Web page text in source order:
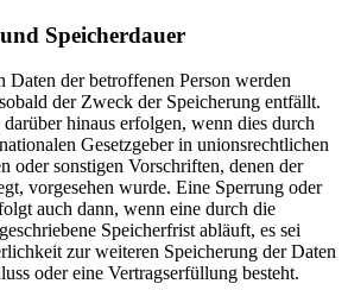
Speicherdauer
Daten der betroffenen Person werden
der Zweck der Speicherung entfällt.
hinaus erfolgen, wenn dies durch
Gesetzgeber in unionsrechtlichen
oder sonstigen Vorschriften, denen der
vorgesehen wurde. Eine Sperrung oder
auch dann, wenn eine durch die
Speicherfrist abläuft, es sei
zur weiteren Speicherung der Daten
oder eine Vertragserfüllung besteht.